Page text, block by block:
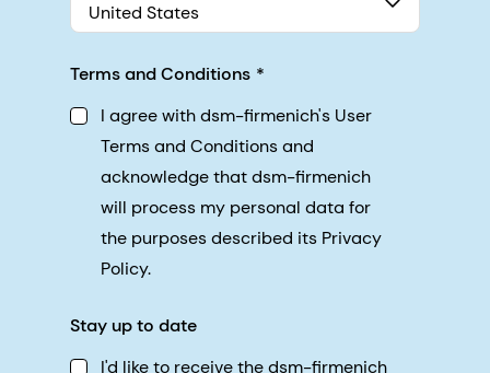
United States
Terms and Conditions
I agree with dsm-firmenich's User
Terms and Conditions and
acknowledge that dsm-firmenich
will process my personal data for
the purposes described its Privacy
Policy.
Stay up to date
I'd like to receive the dsm-firmenich